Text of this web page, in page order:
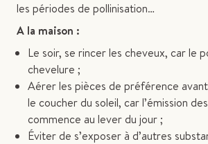
les périodes de pollinisation…
A la maison :
Le soir, se rincer les cheveux, car le
chevelure ;
Aérer les pièces de préférence
le coucher du soleil, car l’émission
commence au lever du jour ;
Éviter de s’exposer à d’autres